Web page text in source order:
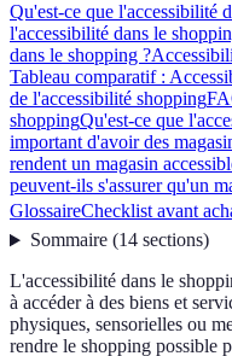
Qu'est-ce que l'accessibilité
l'accessibilité dans le
dans le shopping ?
Tableau comparatif :
de l'accessibilité shopping
shoppingQu'est-ce que
important d'avoir des
rendent un magasin
peuvent-ils s'assurer qu'un
GlossaireChecklist avant
Sommaire(14 sections)
L'accessibilité dans le
à accéder à des biens et
physiques, sensorielles ou
rendre le shopping possible